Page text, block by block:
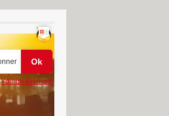
Voir un exemple